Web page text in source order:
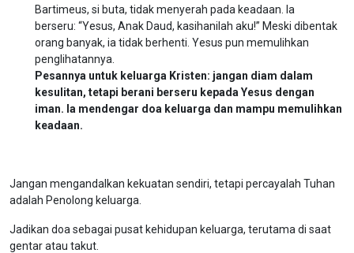
Bartimeus, si buta, tidak menyerah pada keadaan. Ia
berseru: “Yesus, Anak Daud, kasihanilah aku!” Meski dibentak
orang banyak, ia tidak berhenti. Yesus pun memulihkan
penglihatannya.
Pesannya untuk keluarga Kristen: jangan diam dalam
kesulitan, tetapi berani berseru kepada Yesus dengan
iman. Ia mendengar doa keluarga dan mampu memulihkan
keadaan.
Jangan mengandalkan kekuatan sendiri, tetapi percayalah Tuhan
adalah Penolong keluarga.
Jadikan doa sebagai pusat kehidupan keluarga, terutama di saat
gentar atau takut.